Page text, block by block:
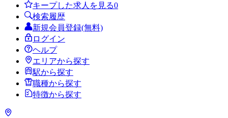
キープした求人を見る0
検索履歴
新規会員登録(無料)
ログイン
ヘルプ
エリアから探す
駅から探す
職種から探す
特徴から探す